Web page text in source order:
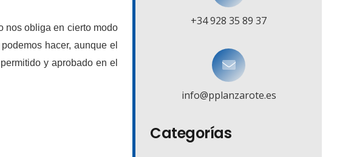
nos obliga en cierto modo
hacer, aunque el
y aprobado en el
+34 928 35 89 37
info@pplanzarote.es
Categorías